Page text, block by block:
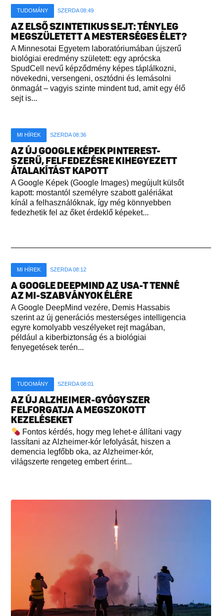
TUDOMÁNY SZERDA 08:49
AZ ELSŐ SZINTETIKUS SEJT: TÉNYLEG
MEGSZÜLETETT A MESTERSÉGES ÉLET?
A Minnesotai Egyetem laboratóriumában újszerű
biológiai eredmény született: egy aprócska
SpudCell nevű képződmény képes táplálkozni,
növekedni, versengeni, osztódni és lemásolni
önmagát – vagyis szinte mindent tud, amit egy élő
sejt is...
MI HÍREK SZERDA 08:36
AZ ÚJ GOOGLE KÉPEK PINTEREST-
SZERŰ, FELFEDEZÉSRE KIHEGYEZETT
ÁTALAKÍTÁST KAPOTT
A Google Képek (Google Images) megújult külsőt
kapott: mostantól személyre szabott galériákat
kínál a felhasználóknak, így még könnyebben
fedezhetik fel az őket érdeklő képeket...
MI HÍREK SZERDA 08:12
A GOOGLE DEEPMIND AZ USA-T TENNÉ
AZ MI-SZABVÁNYOK ÉLÉRE
A Google DeepMind vezére, Demis Hassabis
szerint az új generációs mesterséges intelligencia
egyre komolyabb veszélyeket rejt magában,
például a kiberbiztonság és a biológiai
fenyegetések terén...
TUDOMÁNY SZERDA 08:01
AZ ÚJ ALZHEIMER-GYÓGYSZER
FELFORGATJA A MEGSZOKOTT
KEZELÉSEKET
Fontos kérdés, hogy meg lehet-e állítani vagy
lassítani az Alzheimer-kór lefolyását, hiszen a
demencia legfőbb oka, az Alzheimer-kór,
világszerte rengeteg embert érint...